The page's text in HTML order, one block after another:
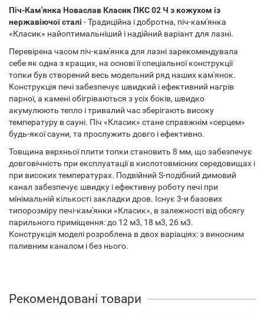
Піч-Кам'янка Новаслав Класик ПКС 02 Ч з кожухом із
нержавіючої сталі - Традиційна і добротна, піч-кам'янка
«Класик» найоптимальніший і надійний варіант для лазні.
Перевірена часом піч-кам'янка для лазні зарекомендувала
себе як одна з кращих, на основі її спеціальної конструкції
топки був створений весь модельний ряд наших кам'янок.
Конструкція печі забезпечує швидкий і ефективний нагрів
парної, а камені обігріваються з усіх боків, швидко
акумулюють тепло і тривалий час зберігають високу
температуру в сауні. Піч «Класик» стане справжнім «серцем»
будь-якої сауни, та прослужить довго і ефективно.
Товщина верхньої плити топки становить 8 мм, що забезпечує
довговічність при експлуатації в кислотовмісних середовищах і
при високих температурах. Подвійний S-подібний димовий
канал забезпечує швидку і ефективну роботу печі при
мінімальній кількості закладки дров. Існує 3-и базових
типорозміру печі-кам'янки «Класик», в залежності від обсягу
парильного приміщення: до 12 м3, 18 м3, 26 м3.
Конструкція моделі розроблена в двох варіаціях: з виносним
паливним каналом і без нього.
Рекомендовані товари